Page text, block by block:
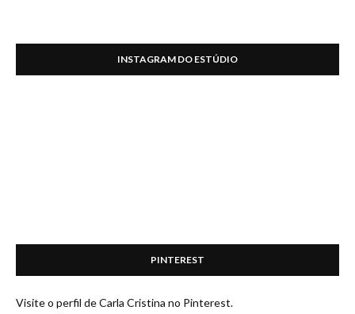
INSTAGRAM DO ESTÚDIO
PINTEREST
Visite o perfil de Carla Cristina no Pinterest.